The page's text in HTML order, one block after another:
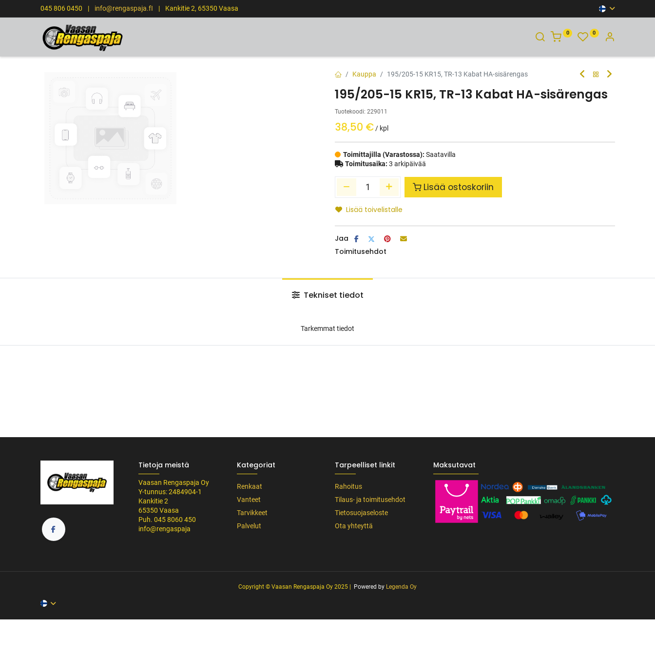
045 806 0450 | info@rengaspaja.fI | Kankitie 2, 65350 Vaasa
0 0
Kauppa 195/205-15 KR15, TR-13 Kabat HA-sisärengas
195/205-15 KR15, TR-13 Kabat HA-sisärengas
Tuotekoodi: 229011
38,50 € / kpl
Toimittajilla (Varastossa): Saatavilla
Toimitusaika: 3 arkipäivää
Lisää ostoskoriin
Lisää toivelistalle
Jaa
Toimitusehdot
Tekniset tiedot
Tarkemmat tiedot
Tietoja meistä
Vaasan Rengaspaja Oy
Y-tunnus: 2484904-1
Kankitie 2
65350 Vaasa
Puh. 045 8060 450
info@rengaspaja
Kategoriat
Renkaat
Vanteet
Tarvikkeet
Palvelut
Tarpeelliset linkit
Rahoitus
Tilaus- ja toimitusehdot
Tietosuojaseloste
Ota yhteyttä
Maksutavat
Copyright © Vaasan Rengaspaja Oy 2025 | Powered by Legenda Oy